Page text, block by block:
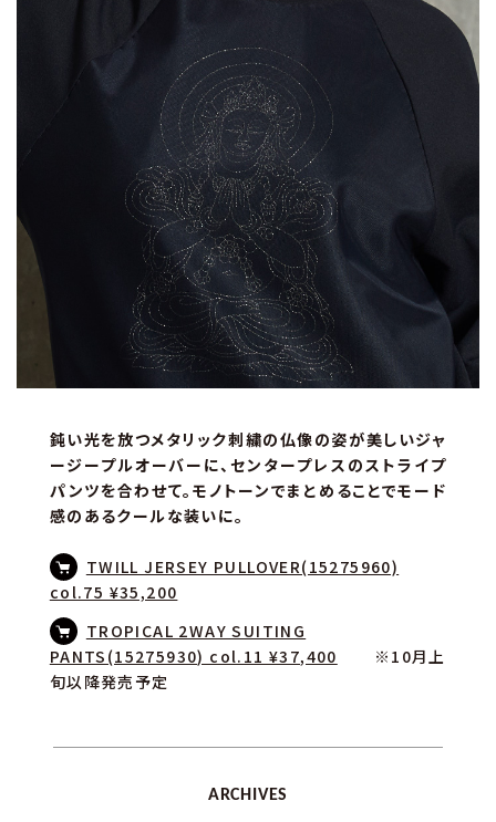
鈍い光を放つメタリック刺繍の仏像の姿が美しいジャ
ージープルオーバーに、センタープレスのストライプ
パンツを合わせて。モノトーンでまとめることでモード
感のあるクールな装いに。
TWILL JERSEY PULLOVER(15275960)
col.75 ¥35,200
TROPICAL 2WAY SUITING
PANTS(15275930) col.11 ¥37,400
※10月上
旬以降発売予定
ARCHIVES